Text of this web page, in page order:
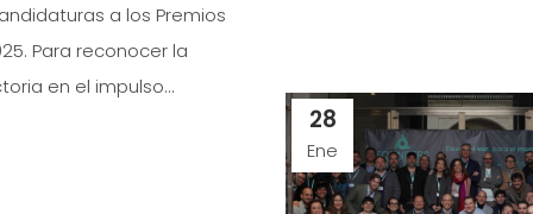
a los Premios
Para reconocer la
en el impulso...
28
Ene